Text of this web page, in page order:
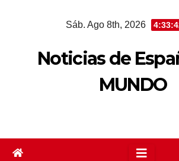
Sáb. Ago 8th, 2026
Noticias de
MUNDO